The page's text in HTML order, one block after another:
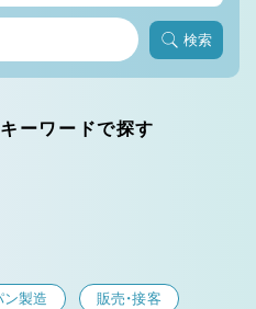
検索
ーワードで探す
ン製造 販売・接客